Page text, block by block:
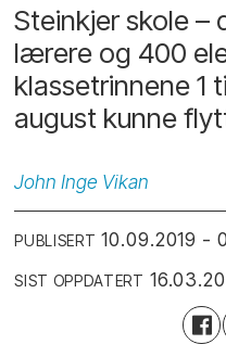
Steinkjer skole –
lærere og 400
klassetrinnene 1
august kunne
John Inge Vikan
PUBLISERT 10.09.2019 -
SIST OPPDATERT